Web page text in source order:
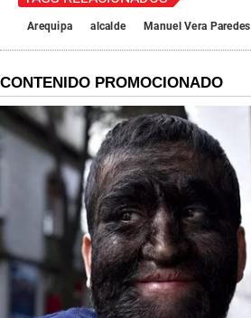
Arequipa alcalde Manuel Vera Paredes